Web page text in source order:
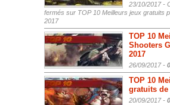
23/10/2017 -
fermés sur TOP 10 Meilleurs jeux gratuits
2017
TOP 10
Shooters
2017
26/09/2017 -
TOP 10
gratuits de
20/09/2017 -